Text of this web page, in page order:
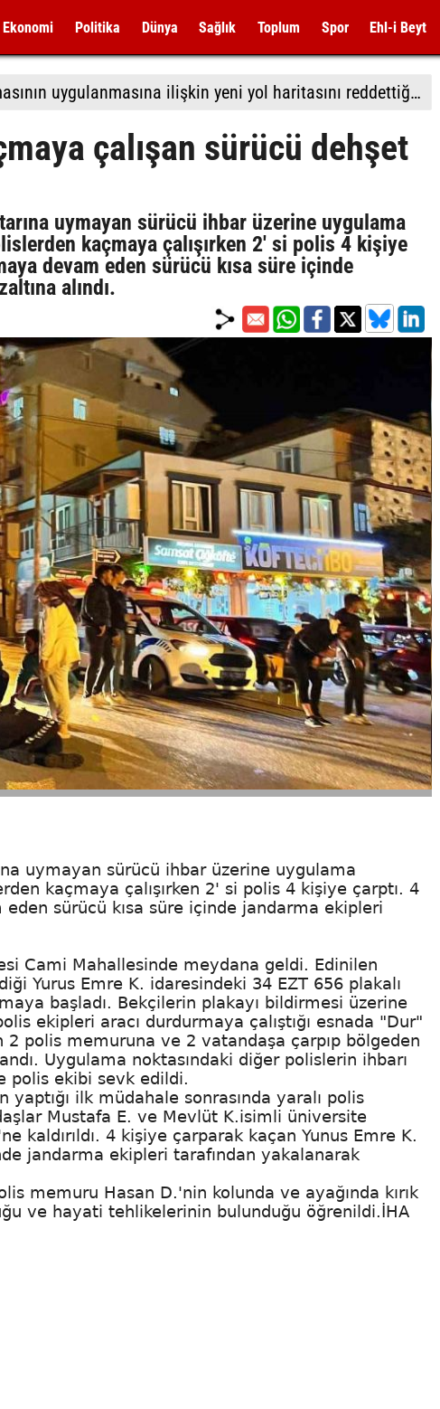
Ekonomi Politika Dünya Sağlık Toplum Spor Ehl-i Beyt
İsrail'in Gazze'de ateşkesin ikinci aşamasının uygulanmasına ilişkin yeni yol haritasını reddettiği bildirildi
çalışan sürücü dehşet
uymayan sürücü ihbar üzerine uygulama
kaçmaya çalışırken 2' si polis 4 kişiye
devam eden sürücü kısa süre içinde
alındı.
uymayan sürücü ihbar üzerine uygulama
kaçmaya çalışırken 2' si polis 4 kişiye çarptı. 4
sürücü kısa süre içinde jandarma ekipleri
Cami Mahallesinde meydana geldi. Edinilen
Yurus Emre K. idaresindeki 34 EZT 656 plakalı
başladı. Bekçilerin plakayı bildirmesi üzerine
ekipleri aracı durdurmaya çalıştığı esnada "Dur"
polis memuruna ve 2 vatandaşa çarpıp bölgeden
Uygulama noktasındaki diğer polislerin ihbarı
polis ekibi sevk edildi.
ilk müdahale sonrasında yaralı polis
Mustafa E. ve Mevlüt K.isimli üniversite
kaldırıldı. 4 kişiye çarparak kaçan Yunus Emre K.
jandarma ekipleri tarafından yakalanarak
memuru Hasan D.'nin kolunda ve ayağında kırık
ve hayati tehlikelerinin bulunduğu öğrenildi.İHA